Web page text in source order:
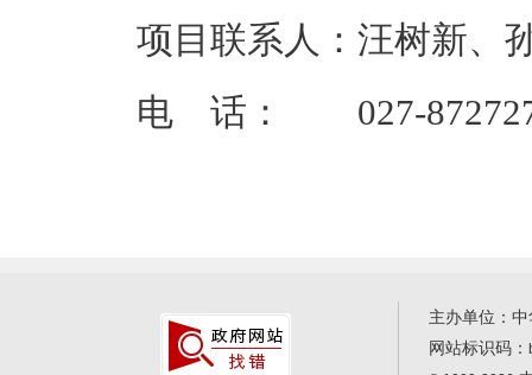
项目联系人：汪树新、
电 话： 027-
主办单位：
网站标识码：